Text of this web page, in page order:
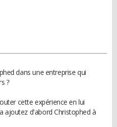
dans une entreprise qui
?
cette expérience en lui
ajoutez d'abord Christophed à